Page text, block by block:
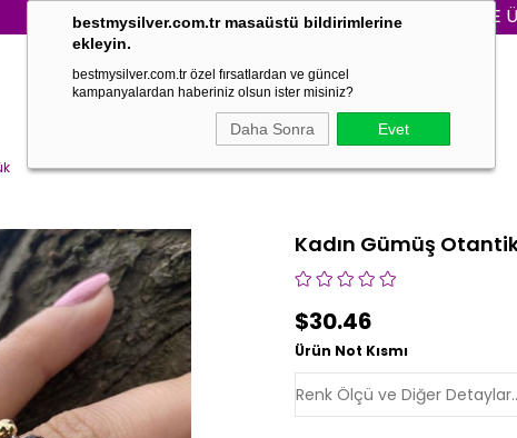
bestmysilver.com.tr masaüstü bildirimlerine
ekleyin.
bestmysilver.com.tr özel fırsatlardan ve güncel
kampanyalardan haberiniz olsun ister misiniz?
Daha Sonra Evet
3000₺ VE ÜZERİ
Kadın Gümüş
$30.46
Ürün Not Kısmı